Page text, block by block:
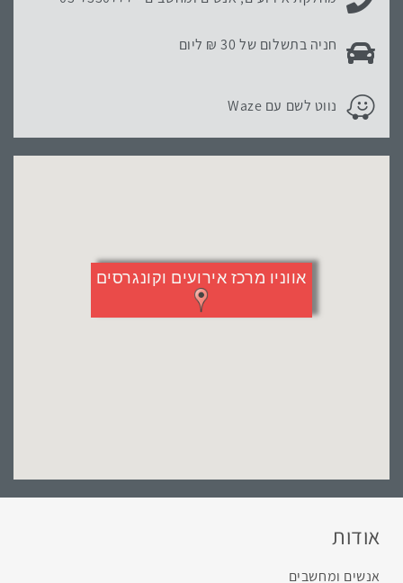
פרטי החניה במקום האירוע:
חניה בתשלום של 30 ₪ ליום
נווט לשם עם Waze
כדי
מעל
אווניו מרכז אירועים וקונגרסים
אודות
אנשים ומחשבים